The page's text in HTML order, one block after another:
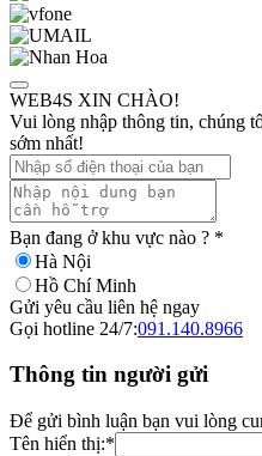
WEB4S XIN CHÀO!
Vui lòng nhập thông tin, chúng
sớm nhất!
Bạn đang ở khu vực nào ? *
Hà Nội
Hồ Chí Minh
Gửi yêu cầu liên hệ ngay
Gọi hotline 24/7:091.140.8966
Thông tin người gửi
Để gửi bình luận bạn vui lòng
Tên hiển thị:*